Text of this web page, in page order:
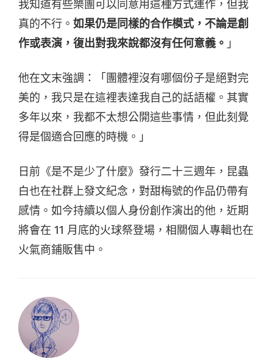
我知道有些樂團可以同意用這種方式運作，但我
真的不行。 如果仍是同樣的合作模式，不論是創
作或表演，復出對我來說都沒有任何意義。 」
他在文末強調：「團體裡沒有哪個份子是絕對完
美的，我只是在這裡表達我自己的話語權。其實
多年以來，我都不太想公開這些事情，但此刻覺
得是個適合回應的時機。」
日前《是不是少了什麼》發行二十三週年，昆蟲
白也在社群上發文紀念，對甜梅號的作品仍帶有
感情。如今持續以個人身份創作演出的他，近期
將會在 11 月底的火球祭登場，相關個人專輯也在
火氣商鋪販售中。